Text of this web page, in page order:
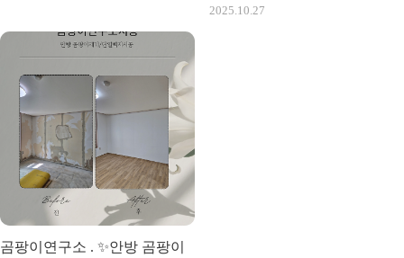
완벽하게 해결하는 전문업체
2025.10.27
곰팡이연구소 . ✨안방 곰팡이